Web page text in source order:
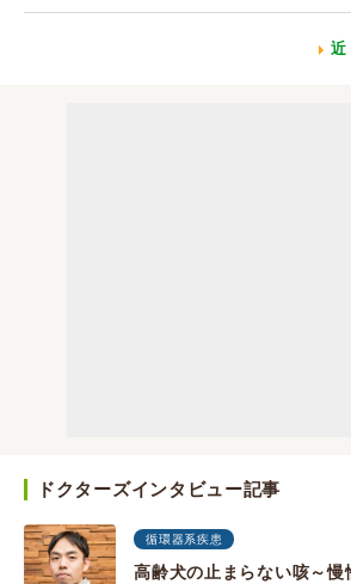
近
ドクターズインタビュー記事
循環器系疾患
高齢犬の止まらない咳～慢